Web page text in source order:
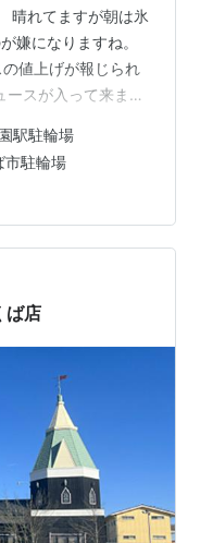
晴れてますが朝は氷
嫌になりますね。
値上げが報じられ
スが入って来まし
利用者は通勤、通
駐輪が目立つよう
るなどの乱れが目
て有料化されるので
案内。気が付いたら
駅駐輪場
市駐輪場
店